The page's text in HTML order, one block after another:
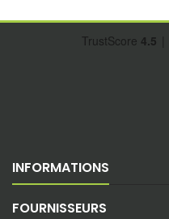
INFORMATIONS
FOURNISSEURS